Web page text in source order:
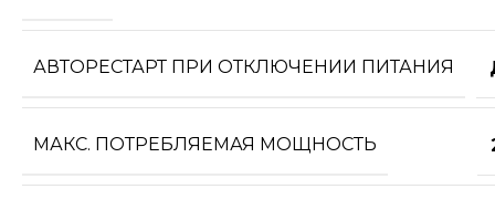
АВТОРЕСТАРТ ПРИ ОТКЛЮЧЕНИИ ПИТАНИЯ
МАКС. ПОТРЕБЛЯЕМАЯ МОЩНОСТЬ